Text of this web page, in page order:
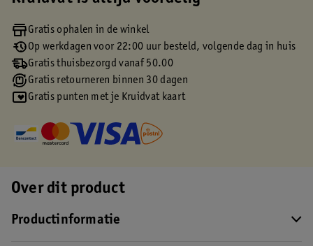
Gratis ophalen in de winkel
Op werkdagen voor 22:00 uur besteld, volgende dag in huis
Gratis thuisbezorgd vanaf 50.00
Gratis retourneren binnen 30 dagen
Gratis punten met je Kruidvat kaart
Over dit product
Productinformatie